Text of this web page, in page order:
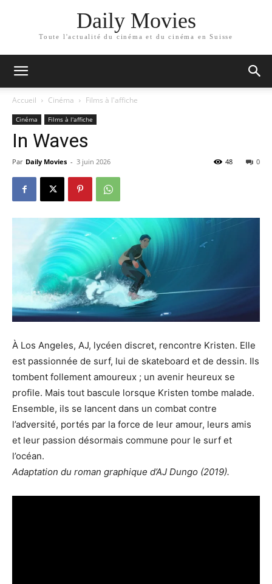
Daily Movies
Toute l'actualité du cinéma et du cinéma en Suisse
Accueil Cinéma Films à l'affiche
Cinéma Films à l'affiche
In Waves
Par Daily Movies - 3 juin 2026 0
48
À Los Angeles, AJ, lycéen discret, rencontre Kristen. Elle
est passionnée de surf, lui de skateboard et de dessin. Ils
tombent follement amoureux ; un avenir heureux se
profile. Mais tout bascule lorsque Kristen tombe malade.
Ensemble, ils se lancent dans un combat contre
l’adversité, portés par la force de leur amour, leurs amis
et leur passion désormais commune pour le surf et
l’océan.
Adaptation du roman graphique d’AJ Dungo (2019).